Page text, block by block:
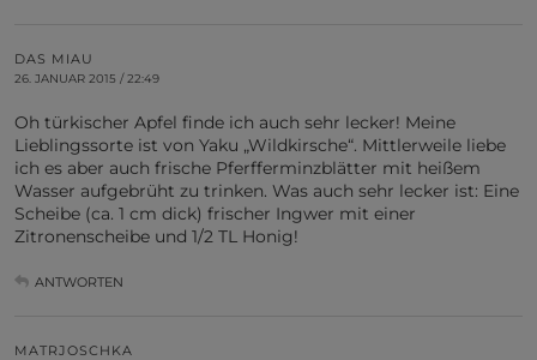
DAS MIAU
26. JANUAR 2015 / 22:49
Oh türkischer Apfel finde ich auch sehr lecker! Meine
Lieblingssorte ist von Yaku „Wildkirsche“. Mittlerweile liebe
ich es aber auch frische Pferfferminzblätter mit heißem
Wasser aufgebrüht zu trinken. Was auch sehr lecker ist: Eine
Scheibe (ca. 1 cm dick) frischer Ingwer mit einer
Zitronenscheibe und 1/2 TL Honig!
ANTWORTEN
MATRJOSCHKA